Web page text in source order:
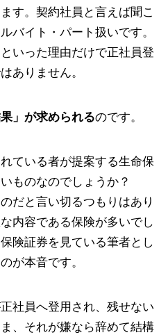
す。契約社員と言えば聞こ
バイト・パート扱いです。
いった理由だけで正社員登
ありません。
」が求められるのです。
ている者が提案する生命保
ものなのでしょうか？
だと言い切るつもりはあり
内容である保険が多いでし
険証券を見ている筆者とし
が本音です。
社員へ登用され、残せない
、それが嫌なら辞めて結構